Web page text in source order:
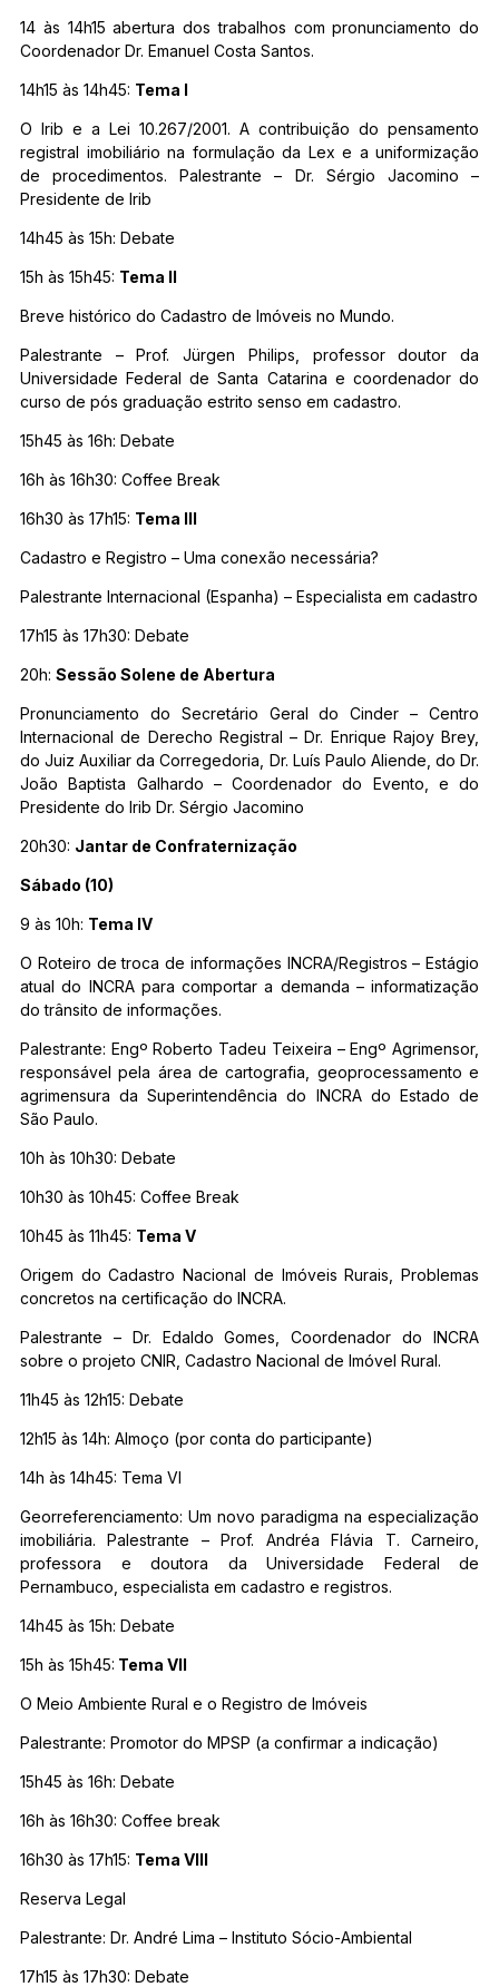
14 às 14h15 abertura dos trabalhos com pronunciamento do
Coordenador Dr. Emanuel Costa Santos.
14h15 às 14h45: Tema I
O Irib e a Lei 10.267/2001. A contribuição do pensamento
registral imobiliário na formulação da Lex e a uniformização
de procedimentos. Palestrante – Dr. Sérgio Jacomino –
Presidente de Irib
14h45 às 15h: Debate
15h às 15h45: Tema II
Breve histórico do Cadastro de Imóveis no Mundo.
Palestrante – Prof. Jürgen Philips, professor doutor da
Universidade Federal de Santa Catarina e coordenador do
curso de pós graduação estrito senso em cadastro.
15h45 às 16h: Debate
16h às 16h30: Coffee Break
16h30 às 17h15: Tema III
Cadastro e Registro – Uma conexão necessária?
Palestrante Internacional (Espanha) – Especialista em cadastro
17h15 às 17h30: Debate
20h: Sessão Solene de Abertura
Pronunciamento do Secretário Geral do Cinder – Centro
Internacional de Derecho Registral – Dr. Enrique Rajoy Brey,
do Juiz Auxiliar da Corregedoria, Dr. Luís Paulo Aliende, do Dr.
João Baptista Galhardo – Coordenador do Evento, e do
Presidente do Irib Dr. Sérgio Jacomino
20h30: Jantar de Confraternização
Sábado (10)
9 às 10h: Tema IV
O Roteiro de troca de informações INCRA/Registros – Estágio
atual do INCRA para comportar a demanda – informatização
do trânsito de informações.
Palestrante: Engº Roberto Tadeu Teixeira – Engº Agrimensor,
responsável pela área de cartografia, geoprocessamento e
agrimensura da Superintendência do INCRA do Estado de
São Paulo.
10h às 10h30: Debate
10h30 às 10h45: Coffee Break
10h45 às 11h45: Tema V
Origem do Cadastro Nacional de Imóveis Rurais, Problemas
concretos na certificação do INCRA.
Palestrante – Dr. Edaldo Gomes, Coordenador do INCRA
sobre o projeto CNIR, Cadastro Nacional de Imóvel Rural.
11h45 às 12h15: Debate
12h15 às 14h: Almoço (por conta do participante)
14h às 14h45: Tema VI
Georreferenciamento: Um novo paradigma na especialização
imobiliária. Palestrante – Prof. Andréa Flávia T. Carneiro,
professora e doutora da Universidade Federal de
Pernambuco, especialista em cadastro e registros.
14h45 às 15h: Debate
15h às 15h45: Tema VII
O Meio Ambiente Rural e o Registro de Imóveis
Palestrante: Promotor do MPSP (a confirmar a indicação)
15h45 às 16h: Debate
16h às 16h30: Coffee break
16h30 às 17h15: Tema VIII
Reserva Legal
Palestrante: Dr. André Lima – Instituto Sócio-Ambiental
17h15 às 17h30: Debate